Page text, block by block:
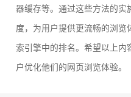
器缓存等。通过这些方法的实
度，为用户提供更流畅的浏览
索引擎中的排名。希望以上内
户优化他们的网页浏览体验。